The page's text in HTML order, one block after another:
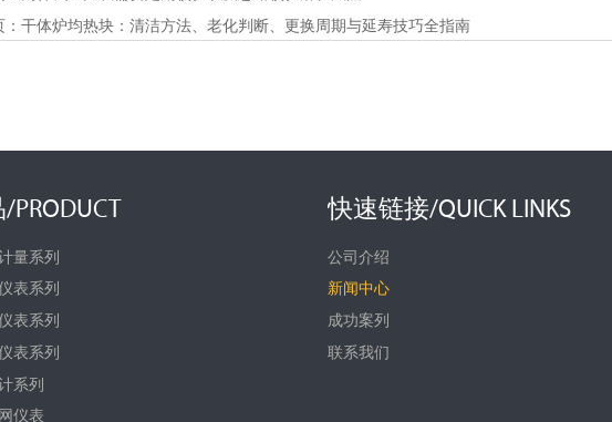
干体炉均热块：清洁方法、老化判断、更换周期与延寿技巧全指南
PRODUCT
量系列
表系列
表系列
表系列
系列
仪表
快速链接/QUICK LINKS
公司介绍
新闻中心
成功案列
联系我们